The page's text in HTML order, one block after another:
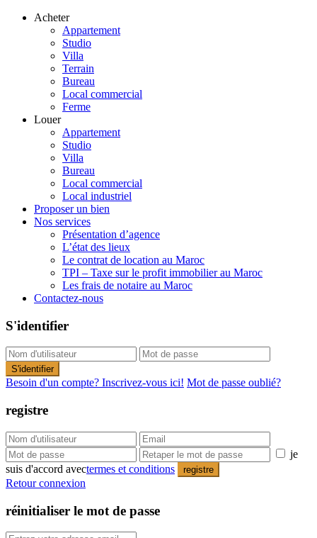
Acheter
Appartement
Studio
Villa
Terrain
Bureau
Local commercial
Ferme
Louer
Appartement
Studio
Villa
Bureau
Local commercial
Local industriel
Proposer un bien
Nos services
Présentation d’agence
L’état des lieux
Le contrat de location au Maroc
TPI – Taxe sur le profit immobilier au Maroc
Les frais de notaire au Maroc
Contactez-nous
S'identifier
S'identifier
Besoin d'un compte? Inscrivez-vous ici! Mot de passe oublié?
registre
je
suis d'accord avectermes et conditions registre
Retour connexion
réinitialiser le mot de passe